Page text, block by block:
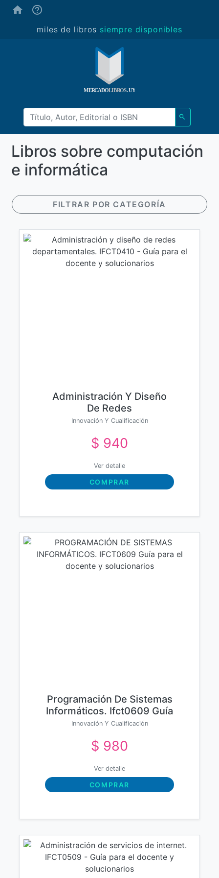
miles de libros siempre disponibles
Libros sobre computación
e informática
FILTRAR POR CATEGORÍA
Administración Y Diseño
De Redes
Departamentales. Ifct0410
Solucionarios
Innovación Y Cualificación
$ 940
Ver detalle
COMPRAR
Programación De Sistemas
Informáticos. Ifct0609 Guía
Para El Docente Y
Innovación Y Cualificación
$ 980
Ver detalle
COMPRAR